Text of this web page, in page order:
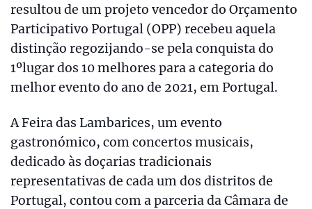
resultou de um projeto vencedor do Orçamento
Participativo Portugal (OPP) recebeu aquela
distinção regozijando-se pela conquista do
1ºlugar dos 10 melhores para a categoria do
melhor evento do ano de 2021, em Portugal.
A Feira das Lambarices, um evento
gastronómico, com concertos musicais,
dedicado às doçarias tradicionais
representativas de cada um dos distritos de
Portugal, contou com a parceria da Câmara de